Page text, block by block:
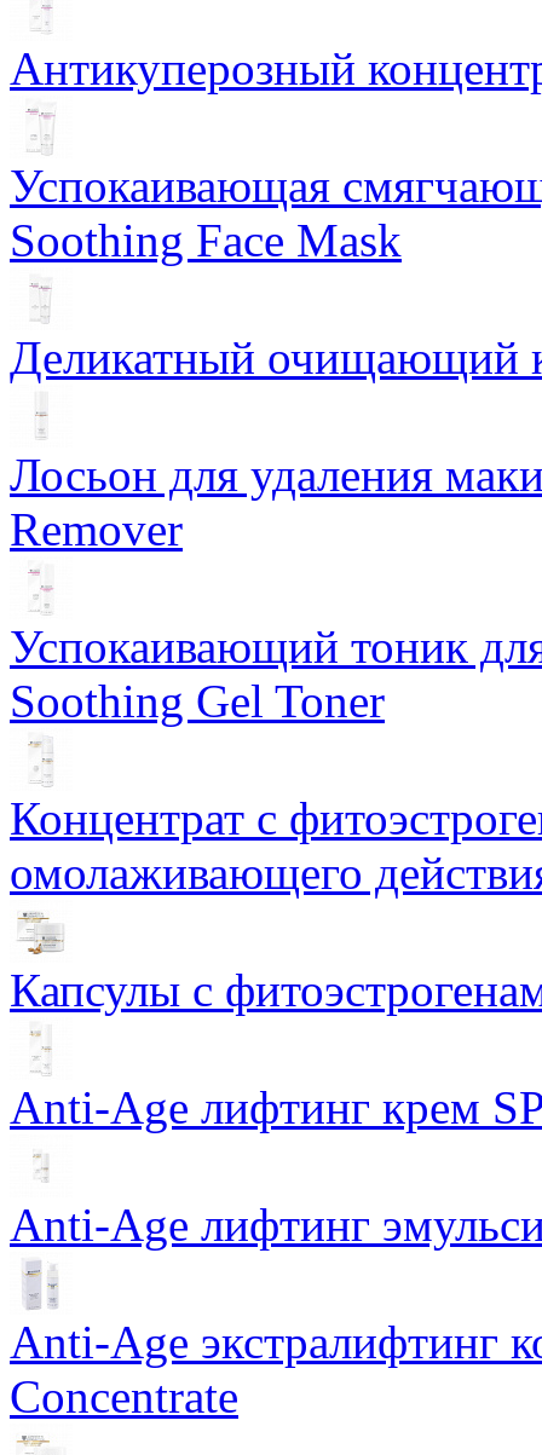
Антикуперозный
Успокаивающая
Soothing Face Mask
Деликатный очищающий
Лосьон для удаления
Remover
Успокаивающий тоник
Soothing Gel Toner
Концентрат с
омолаживающего
Капсулы с
Anti-Age лифтинг крем
Anti-Age лифтинг
Anti-Age экстралифтинг
Concentrate